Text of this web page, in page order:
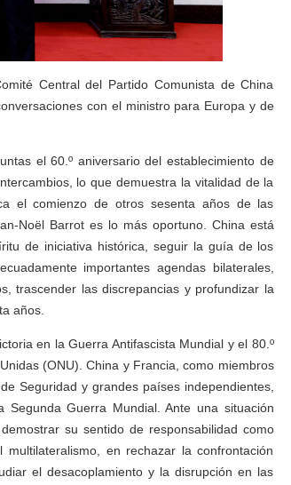
Central del Partido Comunista de China
con el ministro para Europa y de
el 60.º aniversario del establecimiento de
lo que demuestra la vitalidad de la
el comienzo de otros sesenta años de las
Noël Barrot es lo más oportuno. China está
de iniciativa histórica, seguir la guía de los
importantes agendas bilaterales,
trascender las discrepancias y profundizar la
años.
en la Guerra Antifascista Mundial y el 80.º
(ONU). China y Francia, como miembros
Seguridad y grandes países independientes,
Guerra Mundial. Ante una situación
su sentido de responsabilidad como
en rechazar la confrontación
el desacoplamiento y la disrupción en las